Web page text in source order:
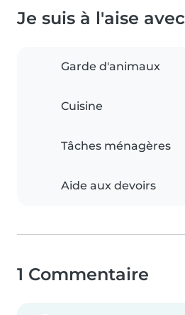
Je suis à l'aise avec
Garde d'animaux
Cuisine
Tâches ménagères
Aide aux devoirs
1 Commentaire